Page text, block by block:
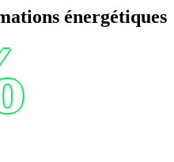
énergétiques